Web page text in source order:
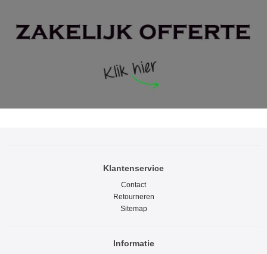
Klantenservice
Contact
Retourneren
Sitemap
Informatie